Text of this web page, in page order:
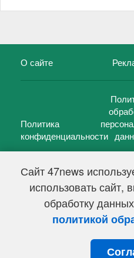
Сайт 47news
использовать сайт,
обработку
политикой
О сайте
Политика
конфиденциальности
47 новостей (47 news)2005 —
Свидетельство о регистрации
Федеральной службой по
информационных технологий и